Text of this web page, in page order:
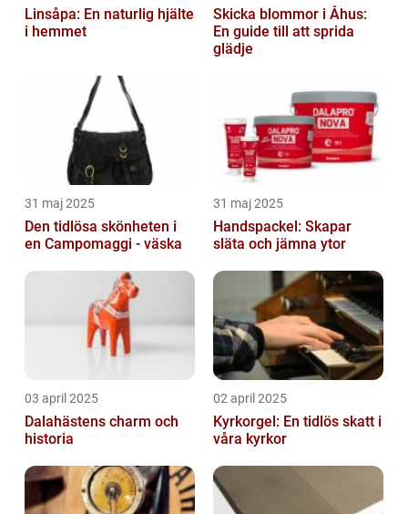
Linsåpa: En naturlig hjälte
i hemmet
Skicka blommor i Åhus:
En guide till att sprida
glädje
31 maj 2025
Den tidlösa skönheten i
en Campomaggi - väska
31 maj 2025
Handspackel: Skapar
släta och jämna ytor
03 april 2025
Dalahästens charm och
historia
02 april 2025
Kyrkorgel: En tidlös skatt i
våra kyrkor